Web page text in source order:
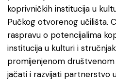
koprivničkih institucija u
Pučkog otvorenog učilišta.
raspravu o potencijalima
institucija u kulturi i
promijenjenom društvenom
jačati i razvijati partnerstvo